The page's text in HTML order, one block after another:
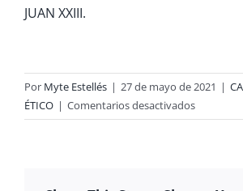
JUAN XXIII.
Por Myte Estellés | 27 de mayo de 2021 |
ÉTICO | Comentarios desactivadosen
CONCURS